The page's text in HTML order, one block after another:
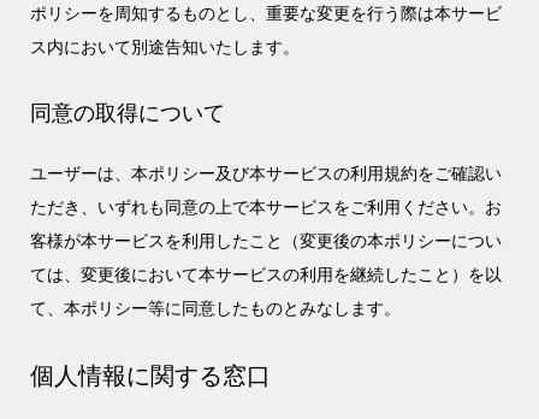
ポリシーを周知するものとし、重要な変更を行う際は本サービ
ス内において別途告知いたします。
同意の取得について
ユーザーは、本ポリシー及び本サービスの利用規約をご確認い
ただき、いずれも同意の上で本サービスをご利用ください。お
客様が本サービスを利用したこと（変更後の本ポリシーについ
ては、変更後において本サービスの利用を継続したこと）を以
て、本ポリシー等に同意したものとみなします。
個人情報に関する窓口